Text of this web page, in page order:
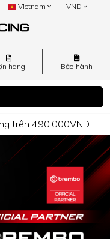
Vietnam VND
hàng Bảo hành
trên 490.000VND